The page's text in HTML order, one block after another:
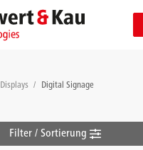
Displays / Digital Signage
Filter / Sortierung